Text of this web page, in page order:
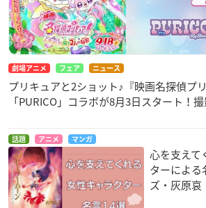
劇場アニメ フェア ニュース
プリキュアと2ショット♪『映画名探偵プ
「PURICO」コラボが8月3日スタート！
話題 アニメ マンガ
心を支えて
ターによる
ズ・灰原